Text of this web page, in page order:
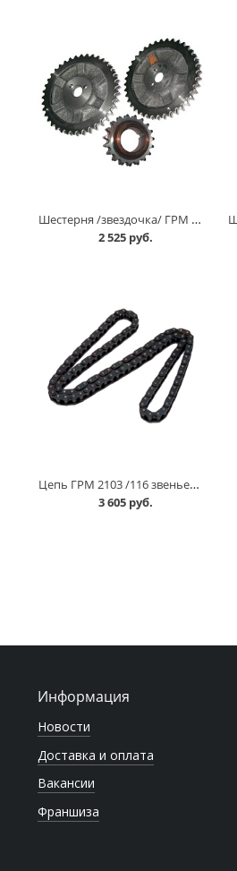
Шестерня /звездочка/ ГРМ 2101-07 /2б+1м/, комплект АвтоВАЗ в Омске
2 525 руб.
Цепь ГРМ 2103 /116 звеньев/, АвтоВАЗ в Омске
3 605 руб.
Информация
Новости
Доставка и оплата
Вакансии
Франшиза